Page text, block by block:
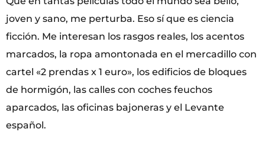
joven y sano, me perturba. Eso sí que es ciencia
ficción. Me interesan los rasgos reales, los acentos
marcados, la ropa amontonada en el mercadillo con
cartel «2 prendas x 1 euro», los edificios de bloques
de hormigón, las calles con coches feuchos
aparcados, las oficinas bajoneras y el Levante
español.